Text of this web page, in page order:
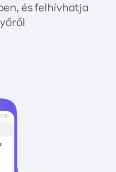
és felhívhatja